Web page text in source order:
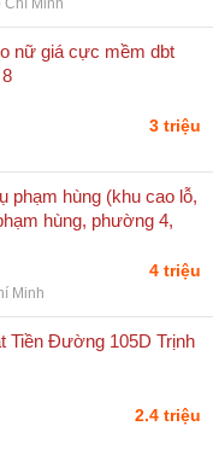
Minh
nữ giá cực mềm dbt
3 triệu
phạm hùng (khu cao lỗ,
hùng, phường 4,
4 triệu
Minh
Tiền Đường 105D Trịnh
2.4 triệu